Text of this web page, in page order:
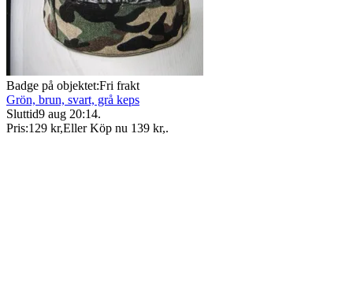
Badge på objektet:Fri frakt
Grön, brun, svart, grå keps
Sluttid9 aug 20:14.
Pris:129 kr,Eller Köp nu 139 kr,.